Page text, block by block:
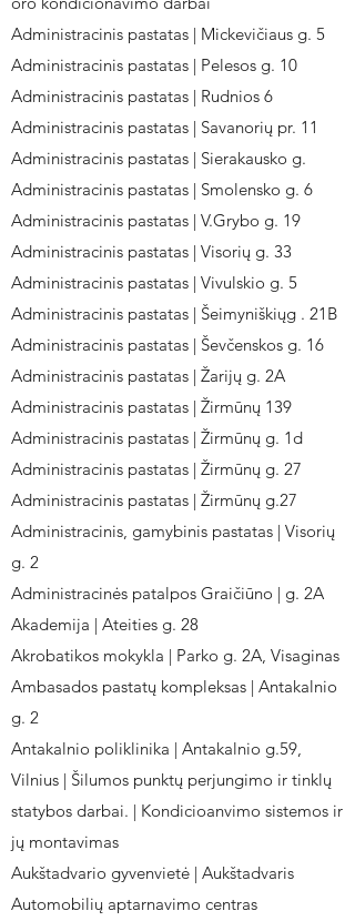
Administracinis pastatas | Mickevičiaus g. 5
Administracinis pastatas | Pelesos g. 10
Administracinis pastatas | Rudnios 6
Administracinis pastatas | Savanorių pr. 11
Administracinis pastatas | Sierakausko g.
Administracinis pastatas | Smolensko g. 6
Administracinis pastatas | V.Grybo g. 19
Administracinis pastatas | Visorių g. 33
Administracinis pastatas | Vivulskio g. 5
Administracinis pastatas | Šeimyniškiųg . 21B
Administracinis pastatas | Ševčenskos g. 16
Administracinis pastatas | Žarijų g. 2A
Administracinis pastatas | Žirmūnų 139
Administracinis pastatas | Žirmūnų g. 1d
Administracinis pastatas | Žirmūnų g. 27
Administracinis pastatas | Žirmūnų g.27
Administracinis, gamybinis pastatas | Visorių
g. 2
Administracinės patalpos Graičiūno | g. 2A
Akademija | Ateities g. 28
Akrobatikos mokykla | Parko g. 2A, Visaginas
Ambasados pastatų kompleksas | Antakalnio
g. 2
Antakalnio poliklinika | Antakalnio g.59,
Vilnius | Šilumos punktų perjungimo ir tinklų
statybos darbai. | Kondicioanvimo sistemos ir
jų montavimas
Aukštadvario gyvenvietė | Aukštadvaris
Automobilių aptarnavimo centras